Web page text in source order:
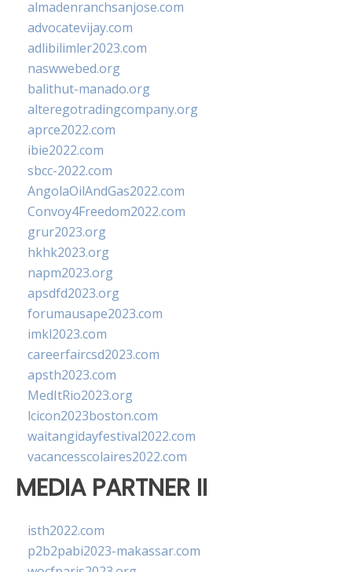
almadenranchsanjose.com
advocatevijay.com
adlibilimler2023.com
naswwebed.org
balithut-manado.org
alteregotradingcompany.org
aprce2022.com
ibie2022.com
sbcc-2022.com
AngolaOilAndGas2022.com
Convoy4Freedom2022.com
grur2023.org
hkhk2023.org
napm2023.org
apsdfd2023.org
forumausape2023.com
imkl2023.com
careerfaircsd2023.com
apsth2023.com
MedItRio2023.org
lcicon2023boston.com
waitangidayfestival2022.com
vacancesscolaires2022.com
MEDIA PARTNER II
isth2022.com
p2b2pabi2023-makassar.com